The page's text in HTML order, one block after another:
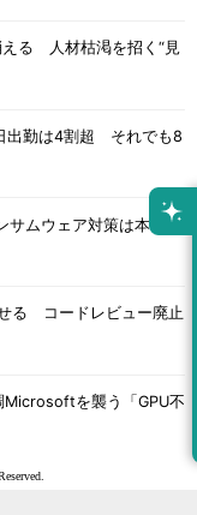
える 人材枯渇を招く“見
出勤は4割超 それでも8
サムウェア対策は本当に
る コードレビュー廃止
を襲う「GPU不